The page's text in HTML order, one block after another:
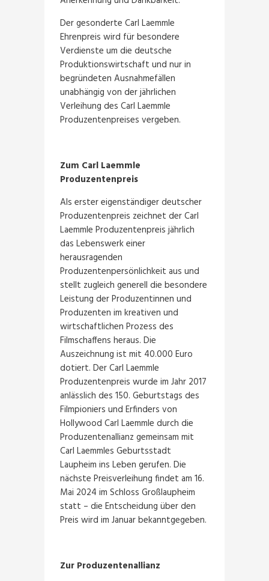
Der gesonderte Carl Laemmle
Ehrenpreis wird für besondere
Verdienste um die deutsche
Produktionswirtschaft und nur in
begründeten Ausnahmefällen
unabhängig von der jährlichen
Verleihung des Carl Laemmle
Produzentenpreises vergeben.
Zum Carl Laemmle
Produzentenpreis
Als erster eigenständiger deutscher
Produzentenpreis zeichnet der Carl
Laemmle Produzentenpreis jährlich
das Lebenswerk einer
herausragenden
Produzentenpersönlichkeit aus und
stellt zugleich generell die besondere
Leistung der Produzentinnen und
Produzenten im kreativen und
wirtschaftlichen Prozess des
Filmschaffens heraus. Die
Auszeichnung ist mit 40.000 Euro
dotiert. Der Carl Laemmle
Produzentenpreis wurde im Jahr 2017
anlässlich des 150. Geburtstags des
Filmpioniers und Erfinders von
Hollywood Carl Laemmle durch die
Produzentenallianz gemeinsam mit
Carl Laemmles Geburtsstadt
Laupheim ins Leben gerufen. Die
nächste Preisverleihung findet am 16.
Mai 2024 im Schloss Großlaupheim
statt – die Entscheidung über den
Preis wird im Januar bekanntgegeben.
Zur Produzentenallianz